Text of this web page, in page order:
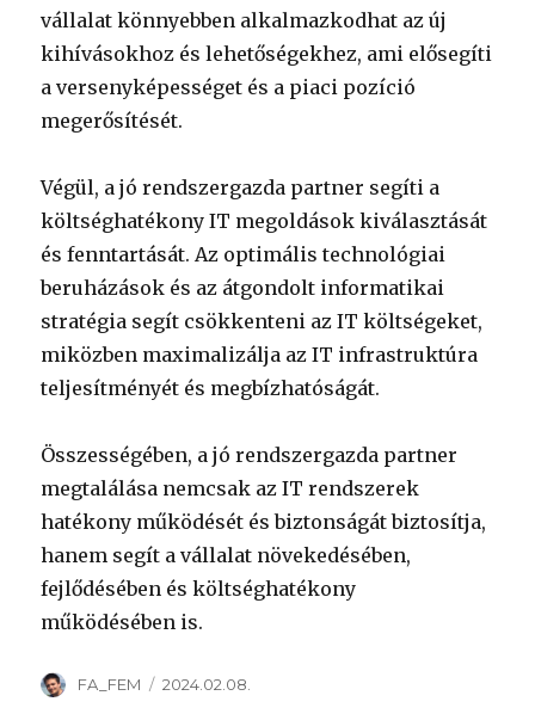
vállalat könnyebben alkalmazkodhat az új
kihívásokhoz és lehetőségekhez, ami elősegíti
a versenyképességet és a piaci pozíció
megerősítését.
Végül, a jó rendszergazda partner segíti a
költséghatékony IT megoldások kiválasztását
és fenntartását. Az optimális technológiai
beruházások és az átgondolt informatikai
stratégia segít csökkenteni az IT költségeket,
miközben maximalizálja az IT infrastruktúra
teljesítményét és megbízhatóságát.
Összességében, a jó rendszergazda partner
megtalálása nemcsak az IT rendszerek
hatékony működését és biztonságát biztosítja,
hanem segít a vállalat növekedésében,
fejlődésében és költséghatékony
működésében is.
Szerző
FA_FEM Közzétéve
2024.02.08.